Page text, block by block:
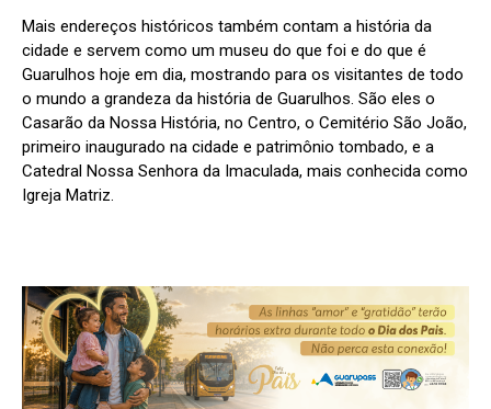
Mais endereços históricos também contam a história da
cidade e servem como um museu do que foi e do que é
Guarulhos hoje em dia, mostrando para os visitantes de todo
o mundo a grandeza da história de Guarulhos. São eles o
Casarão da Nossa História, no Centro, o Cemitério São João,
primeiro inaugurado na cidade e patrimônio tombado, e a
Catedral Nossa Senhora da Imaculada, mais conhecida como
Igreja Matriz.